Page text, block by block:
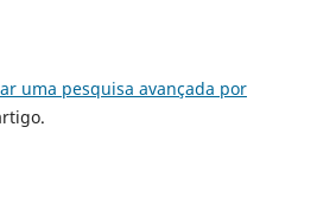
uma pesquisa avançada por